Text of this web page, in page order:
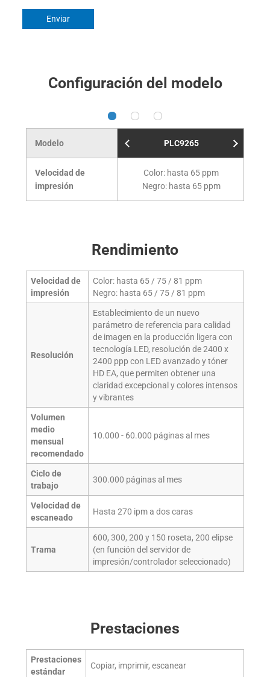
Configuración del modelo
Modelo PLC9265
Velocidad de
impresión
Color: hasta 65 ppm
Negro: hasta 65 ppm
Rendimiento
Velocidad de
impresión
Color: hasta 65 / 75 / 81 ppm
Negro: hasta 65 / 75 / 81 ppm
Resolución
Establecimiento de un nuevo
parámetro de referencia para calidad
de imagen en la producción ligera con
tecnología LED, resolución de 2400 x
2400 ppp con LED avanzado y tóner
HD EA, que permiten obtener una
claridad excepcional y colores intensos
y vibrantes
Volumen
medio
mensual
recomendado
10.000 - 60.000 páginas al mes
Ciclo de
trabajo
300.000 páginas al mes
Velocidad de
escaneado
Hasta 270 ipm a dos caras
Trama
600, 300, 200 y 150 roseta, 200 elipse
(en función del servidor de
impresión/controlador seleccionado)
Prestaciones
Prestaciones
estándar
Copiar, imprimir, escanear